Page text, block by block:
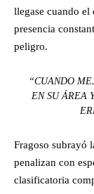
llegase cuando el
presencia
peligro.
“CUANDO
EN SU ÁREA
Fragoso subrayó
penalizan con
clasificatoria